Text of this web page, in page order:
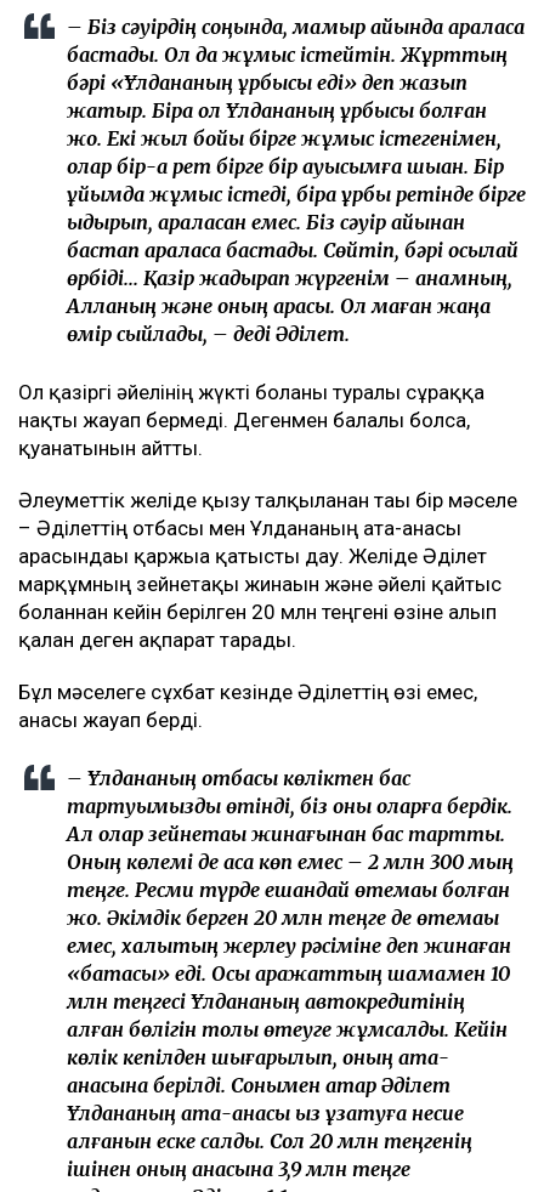
– Біз сәуірдің соңында, мамыр айында араласа
бастадық. Ол да жұмыс істейтін. Жұрттың
бәрі «Ұлдананың құрбысы еді» деп жазып
жатыр. Бірақ ол Ұлдананың құрбысы болған
жоқ. Екі жыл бойы бірге жұмыс істегенімен,
олар бір-ақ рет бірге бір ауысымға шыққан. Бір
ұйымда жұмыс істеді, бірақ құрбы ретінде бірге
қыдырып, араласқан емес. Біз сәуір айынан
бастап араласа бастадық. Сөйтіп, бәрі осылай
өрбіді... Қазір жадырап жүргенім – анамның,
Алланың және оның арқасы. Ол маған жаңа
өмір сыйлады, – деді Әділет.
Ол қазіргі әйелінің жүкті болғаны туралы сұраққа
нақты жауап бермеді. Дегенмен балалы болса,
қуанатынын айтты.
Әлеуметтік желіде қызу талқыланған тағы бір мәселе
– Әділеттің отбасы мен Ұлдананың ата-анасы
арасындағы қаржыға қатысты дау. Желіде Әділет
марқұмның зейнетақы жинағын және әйелі қайтыс
болғаннан кейін берілген 20 млн теңгені өзіне алып
қалған деген ақпарат тарады.
Бұл мәселеге сұхбат кезінде Әділеттің өзі емес,
анасы жауап берді.
– Ұлдананың отбасы көліктен бас
тартуымызды өтінді, біз оны оларға бердік.
Ал олар зейнетақы жинағынан бас тартты.
Оның көлемі де аса көп емес – 2 млн 300 мың
теңге. Ресми түрде ешқандай өтемақы болған
жоқ. Әкімдік берген 20 млн теңге де өтемақы
емес, халықтың жерлеу рәсіміне деп жинаған
«батасы» еді. Осы қаражаттың шамамен 10
млн теңгесі Ұлдананың автокредитінің
қалған бөлігін толық өтеуге жұмсалды. Кейін
көлік кепілден шығарылып, оның ата-
анасына берілді. Сонымен қатар Әділет
Ұлдананың ата-анасы қыз ұзатуға несие
алғанын еске салды. Сол 20 млн теңгенің
ішінен оның анасына 3,9 млн теңге